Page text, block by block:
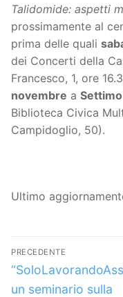
Talidomide: aspetti
prossimamente al
prima delle quali
dei Concerti della
Francesco, 1, ore
novembre a
Biblioteca Civica
Campidoglio, 50).
Ultimo
Navigazione
articoli
PRECEDENTE
Articolo
precedente:
un seminario sulla